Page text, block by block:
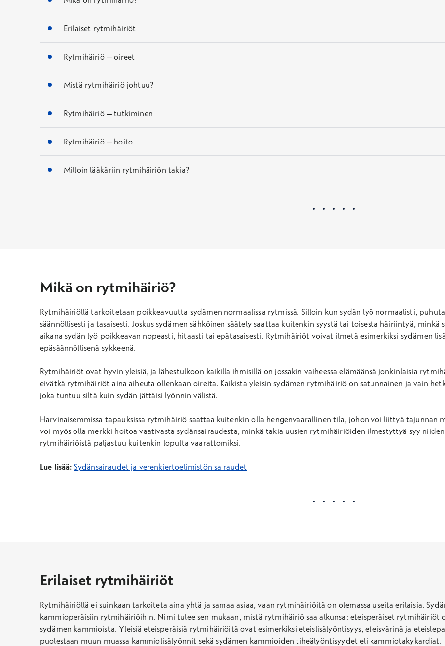
Erilaiset rytmihäiriöt
Rytmihäiriö – oireet
Mistä rytmihäiriö johtuu?
Rytmihäiriö – tutkiminen
Rytmihäiriö – hoito
Milloin lääkäriin rytmihäiriön takia?
Mikä on rytmihäiriö?
Rytmihäiriöllä tarkoitetaan poikkeavuutta sydämen normaalissa rytmissä. Silloin kun sydän lyö normaalisti,
säännöllisesti ja tasaisesti. Joskus sydämen sähköinen säätely saattaa kuitenkin syystä tai toisesta häiriintyä,
aikana sydän lyö poikkeavan nopeasti, hitaasti tai epätasaisesti. Rytmihäiriöt voivat ilmetä esimerkiksi sydämen
epäsäännöllisenä sykkeenä.
Rytmihäiriöt ovat hyvin yleisiä, ja lähestulkoon kaikilla ihmisillä on jossakin vaiheessa elämäänsä jonkinlaisia
eivätkä rytmihäiriöt aina aiheuta ollenkaan oireita. Kaikista yleisin sydämen rytmihäiriö on satunnainen ja vain
joka tuntuu siltä kuin sydän jättäisi lyönnin välistä.
Harvinaisemmissa tapauksissa rytmihäiriö saattaa kuitenkin olla hengenvaarallinen tila, johon voi liittyä tajunnan
voi myös olla merkki hoitoa vaativasta sydänsairaudesta, minkä takia uusien rytmihäiriöiden ilmestyttyä syy
rytmihäiriöistä paljastuu kuitenkin lopulta vaarattomiksi.
Lue lisää: Sydänsairaudet ja verenkiertoelimistön sairaudet
Erilaiset rytmihäiriöt
Rytmihäiriöllä ei suinkaan tarkoiteta aina yhtä ja samaa asiaa, vaan rytmihäiriöitä on olemassa useita erilaisia.
kammioperäisiin rytmihäiriöihin. Nimi tulee sen mukaan, mistä rytmihäiriö saa alkunsa: eteisperäiset rytmihäiriöt
sydämen kammioista. Yleisiä eteisperäisiä rytmihäiriöitä ovat esimerkiksi eteislisälyöntisyys, eteisvärinä ja
puolestaan muun muassa kammiolisälyönnit sekä sydämen kammioiden tiheälyöntisyydet eli kammiotakykardiat.